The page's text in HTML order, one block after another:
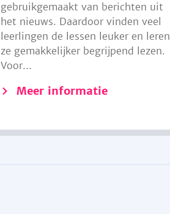
gebruikgemaakt van berichten uit
het nieuws. Daardoor vinden veel
leerlingen de lessen leuker en leren
ze gemakkelijker begrijpend lezen.
Voor...
Meer informatie